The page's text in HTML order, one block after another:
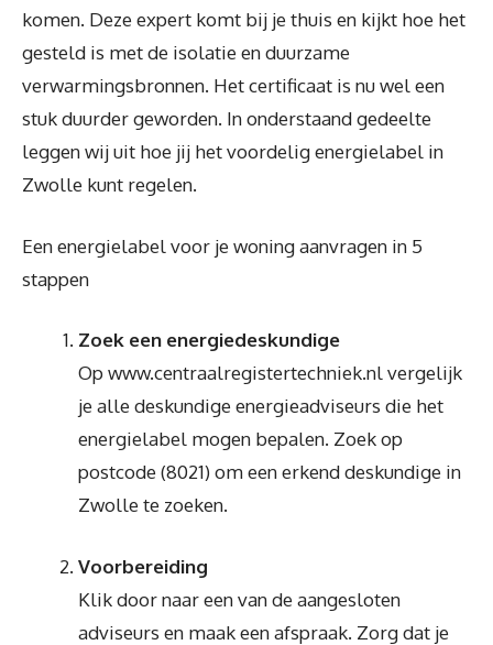
komen. Deze expert komt bij je thuis en kijkt hoe het
gesteld is met de isolatie en duurzame
verwarmingsbronnen. Het certificaat is nu wel een
stuk duurder geworden. In onderstaand gedeelte
leggen wij uit hoe jij het voordelig energielabel in
Zwolle kunt regelen.
Een energielabel voor je woning aanvragen in 5
stappen
Zoek een energiedeskundige
Op www.centraalregistertechniek.nl vergelijk
je alle deskundige energieadviseurs die het
energielabel mogen bepalen. Zoek op
postcode (8021) om een erkend deskundige in
Zwolle te zoeken.
Voorbereiding
Klik door naar een van de aangesloten
adviseurs en maak een afspraak. Zorg dat je